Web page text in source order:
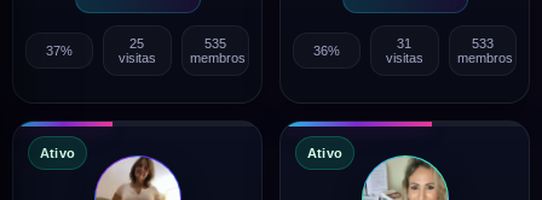
37%
25
visitas
535
membros
36%
31
visitas
533
membros
Ativo Ativo